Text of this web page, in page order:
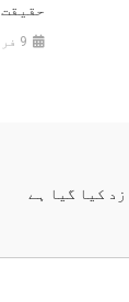
حقیقت
9 فروری, 2025
کیا گیا ہے